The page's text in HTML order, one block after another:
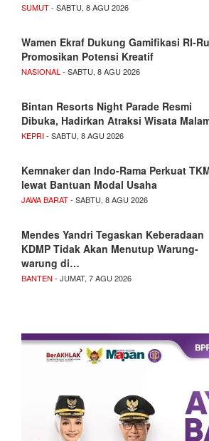
SUMUT- SABTU, 8 AGU 2026
Wamen Ekraf Dukung Gamifikasi RI-
Promosikan Potensi Kreatif
NASIONAL - SABTU, 8 AGU 2026
Bintan Resorts Night Parade Resmi
Dibuka, Hadirkan Atraksi Wisata
KEPRI- SABTU, 8 AGU 2026
Kemnaker dan Indo-Rama Perkuat
lewat Bantuan Modal Usaha
JAWA BARAT- SABTU, 8 AGU 2026
Mendes Yandri Tegaskan Keberadaan
KDMP Tidak Akan Menutup Warung-
warung di…
BANTEN - JUMAT, 7 AGU 2026